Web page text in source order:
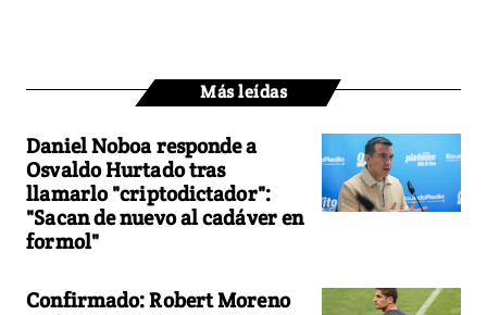
Más leídas
Daniel Noboa responde a
Osvaldo Hurtado tras
llamarlo "criptodictador":
"Sacan de nuevo al cadáver en
formol"
Confirmado: Robert Moreno